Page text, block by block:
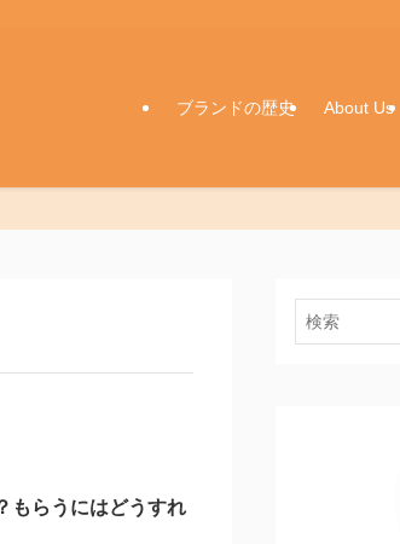
ブランドの歴史 About Us
もらうにはどうすれ